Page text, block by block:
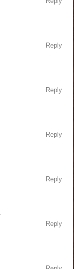
Reply
Reply
Reply
Reply
Reply